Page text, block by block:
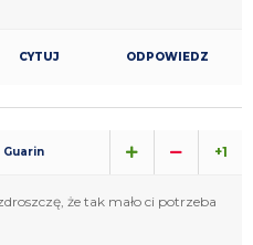
CYTUJ ODPOWIEDZ
Guarin +1
że tak mało ci potrzeba